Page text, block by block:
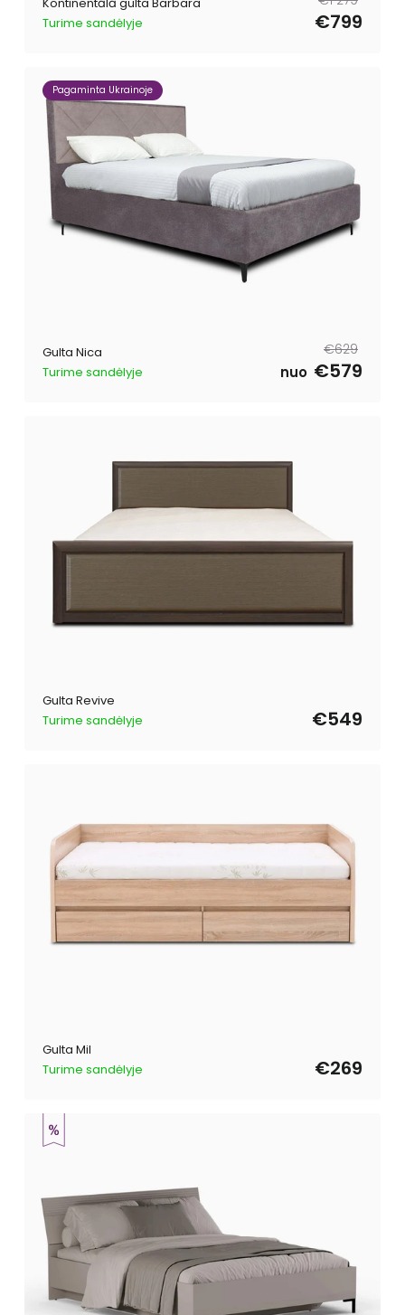
Turime sandėlyje
€799
Pagaminta Ukrainoje
Gulta Nica
Turime sandėlyje
Parastā
cena
€629
Pārdošanas
cena
nuo €579
Gulta Revive
Turime sandėlyje
€549
Gulta Mil
Turime sandėlyje
€269